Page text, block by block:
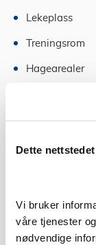
Dette
Vi bruker
våre tjenester
nødvendige
Lekeplass
Treningsrom
Hagearealer
Usikker på om
mer om